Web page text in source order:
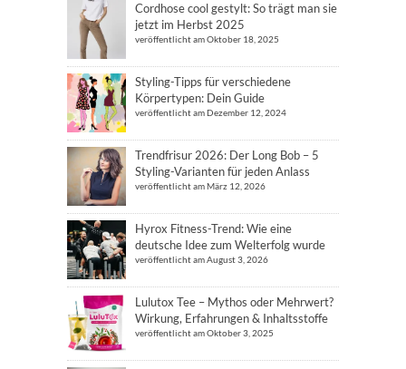
Cordhose cool gestylt: So trägt man sie
jetzt im Herbst 2025
veröffentlicht am Oktober 18, 2025
Styling-Tipps für verschiedene
Körpertypen: Dein Guide
veröffentlicht am Dezember 12, 2024
Trendfrisur 2026: Der Long Bob – 5
Styling-Varianten für jeden Anlass
veröffentlicht am März 12, 2026
Hyrox Fitness-Trend: Wie eine
deutsche Idee zum Welterfolg wurde
veröffentlicht am August 3, 2026
Lulutox Tee – Mythos oder Mehrwert?
Wirkung, Erfahrungen & Inhaltsstoffe
veröffentlicht am Oktober 3, 2025